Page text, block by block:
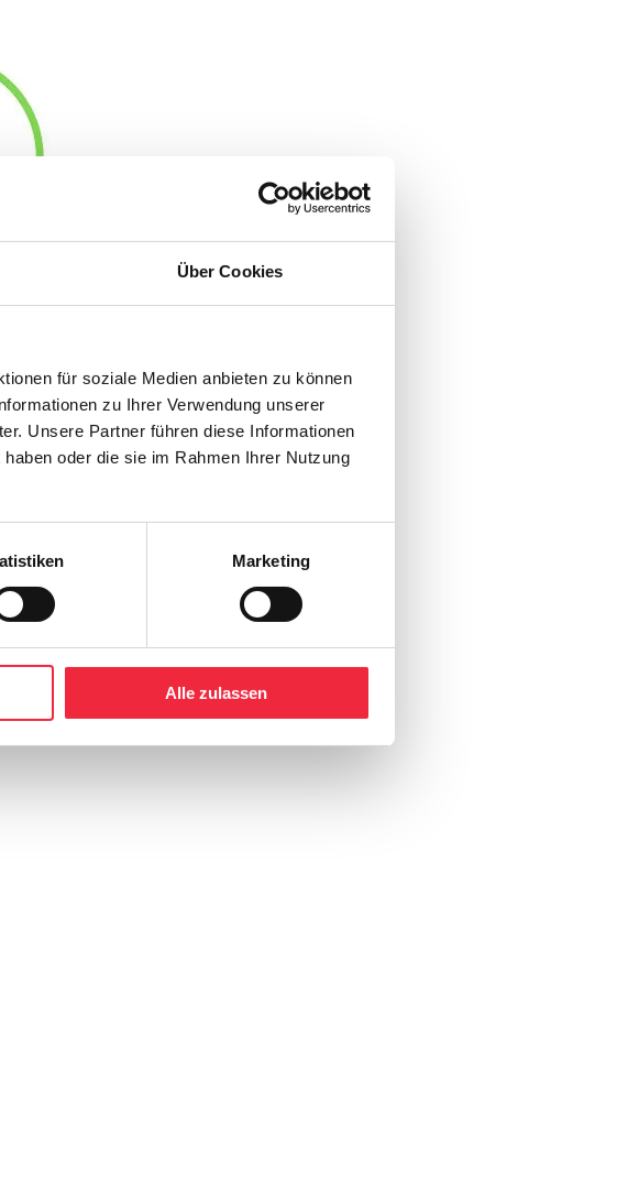
Über Cookies
für soziale Medien anbieten zu können
zu Ihrer Verwendung unserer
Unsere Partner führen diese Informationen
oder die sie im Rahmen Ihrer Nutzung
Marketing
Alle zulassen